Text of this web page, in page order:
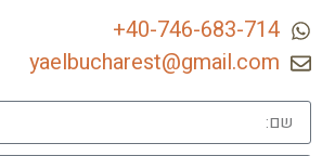
40-746-683-714+
yaelbucharest@gmail.com